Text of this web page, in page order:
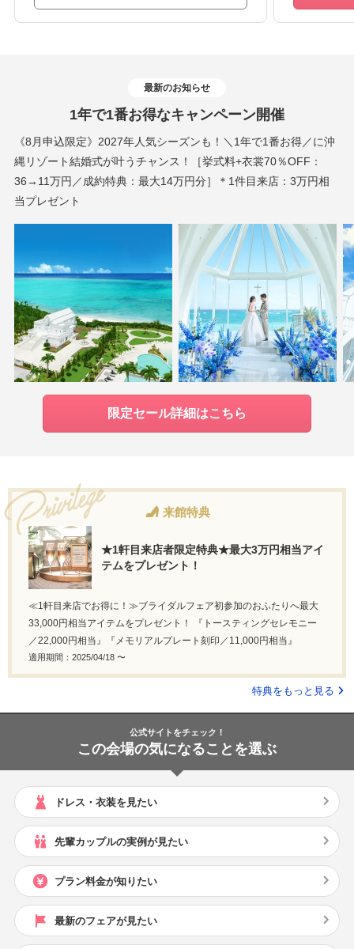
最新のお知らせ
1年で1番お得なキャンペーン開催
《8月申込限定》2027年人気シーズンも！＼1年で1番お得／に沖
縄リゾート結婚式が叶うチャンス！［挙式料+衣裳70％OFF：
36→11万円／成約特典：最大14万円分］＊1件目来店：3万円相
当プレゼント
限定セール詳細はこちら
来館特典
★1軒目来店者限定特典★最大3万円相当アイ
テムをプレゼント！
≪1軒目来店でお得に！≫ブライダルフェア初参加のおふたりへ最大
33,000円相当アイテムをプレゼント！ 『トースティングセレモニー
／22,000円相当』『メモリアルプレート刻印／11,000円相当』
適用期間：2025/04/18 〜
特典をもっと見る
公式サイトをチェック！
この会場の気になることを選ぶ
ドレス・衣装を見たい
先輩カップルの実例が見たい
プラン料金が知りたい
最新のフェアが見たい